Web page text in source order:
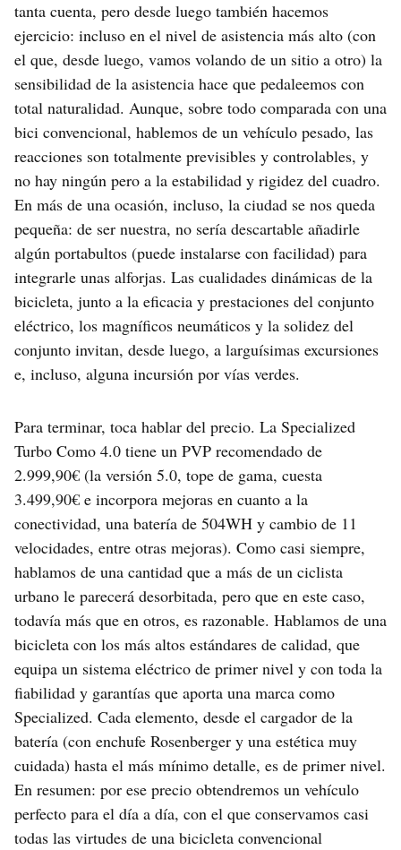
tanta cuenta, pero desde luego también hacemos
ejercicio: incluso en el nivel de asistencia más alto (con
el que, desde luego, vamos volando de un sitio a otro) la
sensibilidad de la asistencia hace que pedaleemos con
total naturalidad. Aunque, sobre todo comparada con una
bici convencional, hablemos de un vehículo pesado, las
reacciones son totalmente previsibles y controlables, y
no hay ningún pero a la estabilidad y rigidez del cuadro.
En más de una ocasión, incluso, la ciudad se nos queda
pequeña: de ser nuestra, no sería descartable añadirle
algún portabultos (puede instalarse con facilidad) para
integrarle unas alforjas. Las cualidades dinámicas de la
bicicleta, junto a la eficacia y prestaciones del conjunto
eléctrico, los magníficos neumáticos y la solidez del
conjunto invitan, desde luego, a larguísimas excursiones
e, incluso, alguna incursión por vías verdes.
Para terminar, toca hablar del precio. La Specialized
Turbo Como 4.0 tiene un PVP recomendado de
2.999,90€ (la versión 5.0, tope de gama, cuesta
3.499,90€ e incorpora mejoras en cuanto a la
conectividad, una batería de 504WH y cambio de 11
velocidades, entre otras mejoras). Como casi siempre,
hablamos de una cantidad que a más de un ciclista
urbano le parecerá desorbitada, pero que en este caso,
todavía más que en otros, es razonable. Hablamos de una
bicicleta con los más altos estándares de calidad, que
equipa un sistema eléctrico de primer nivel y con toda la
fiabilidad y garantías que aporta una marca como
Specialized. Cada elemento, desde el cargador de la
batería (con enchufe Rosenberger y una estética muy
cuidada) hasta el más mínimo detalle, es de primer nivel.
En resumen: por ese precio obtendremos un vehículo
perfecto para el día a día, con el que conservamos casi
todas las virtudes de una bicicleta convencional